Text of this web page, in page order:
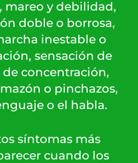
y debilidad,
doble o borrosa,
inestable o
sensación de
concentración,
o pinchazos,
o el habla.
síntomas más
cuando los